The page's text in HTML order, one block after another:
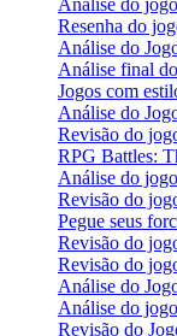
Análise do
Resenha do
Análise do
Análise final
Jogos com
Análise do
Revisão do
RPG Battles:
Análise do
Revisão do
Pegue seus
Revisão do
Revisão do
Análise do
Análise do
Revisão do